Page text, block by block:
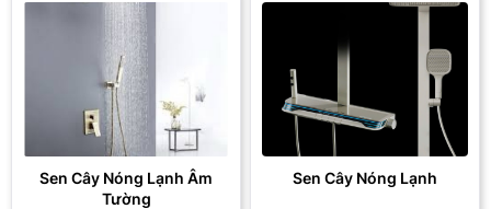
Sen Cây Nóng Lạnh Âm
Tường
Sen Cây Nóng Lạnh